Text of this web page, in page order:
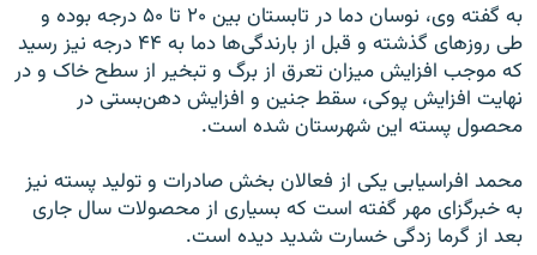
به گفته وی، نوسان دما در تابستان بين ۲۰ تا ۵۰ درجه بوده و
طی روزهای گذشته و قبل از بارندگی‌ها دما به ۴۴ درجه نيز رسيد
که موجب افزايش ميزان تعرق از برگ و تبخير از سطح خاک و در
نهايت افزايش پوکی، سقط جنين و افزايش دهن‌بستی در
محصول پسته اين شهرستان شده است.
محمد افراسيابی يکی از فعالان بخش صادرات و توليد پسته نيز
به خبرگزای مهر گفته است که بسياری از محصولات سال جاری
بعد از گرما زدگی خسارت شديد ديده است.